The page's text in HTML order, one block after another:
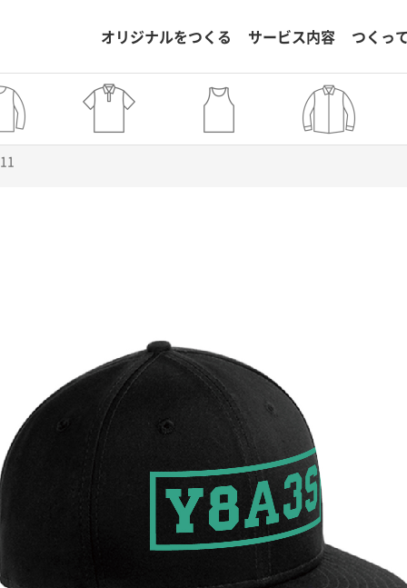
オリジナルをつくる サービス内容 つくっ